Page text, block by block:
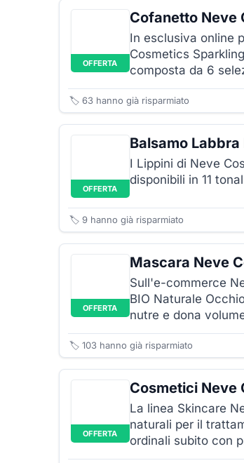
OFFERTA
Cofanetto Neve
In esclusiva online
Cosmetics
composta da 6
🏷️ 63 hanno già risparmiato
OFFERTA
Balsamo
I Lippini di Neve
disponibili in 11
🏷️ 9 hanno già risparmiato
OFFERTA
Mascara Neve
Sull'e-commerce
BIO Naturale
nutre e dona
🏷️ 103 hanno già risparmiato
OFFERTA
Cosmetici Neve
La linea Skincare
naturali per il
ordinali subito con